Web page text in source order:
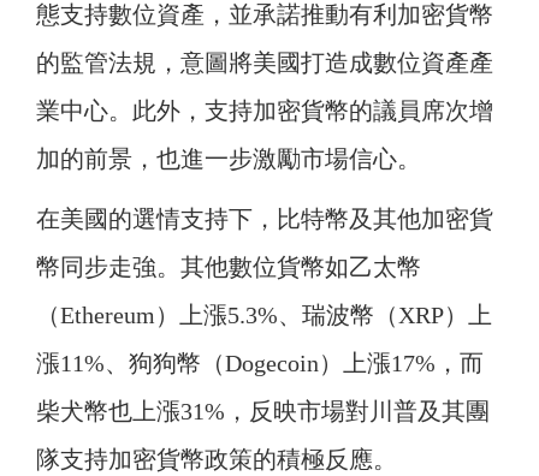
態支持數位資產，並承諾推動有利加密貨幣
的監管法規，意圖將美國打造成數位資產產
業中心。此外，支持加密貨幣的議員席次增
加的前景，也進一步激勵市場信心。
在美國的選情支持下，比特幣及其他加密貨
幣同步走強。其他數位貨幣如乙太幣
（Ethereum）上漲5.3%、瑞波幣（XRP）上
漲11%、狗狗幣（Dogecoin）上漲17%，而
柴犬幣也上漲31%，反映市場對川普及其團
隊支持加密貨幣政策的積極反應。